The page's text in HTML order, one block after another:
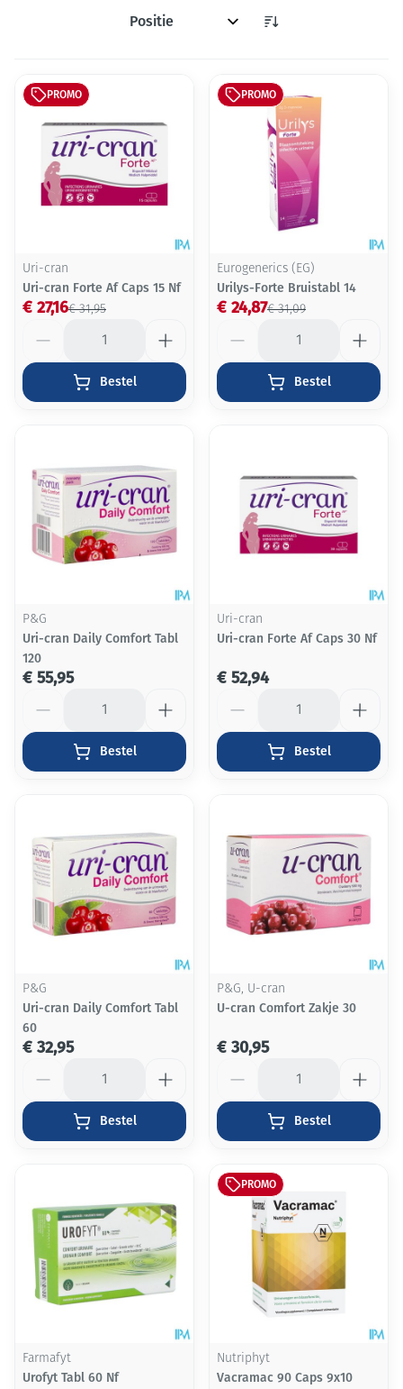
Sorteer op:
PROMO
Uri-cran
Uri-cran Forte Af Caps 15 Nf
€ 31,95
€ 27,16
Bestel
PROMO
Eurogenerics (EG)
Urilys-Forte Bruistabl 14
€ 31,09
€ 24,87
Bestel
P&G
Uri-cran Daily Comfort Tabl
120
€ 55,95
Bestel
Uri-cran
Uri-cran Forte Af Caps 30 Nf
€ 52,94
Bestel
P&G
Uri-cran Daily Comfort Tabl
60
€ 32,95
Bestel
P&G, U-cran
U-cran Comfort Zakje 30
€ 30,95
Bestel
Farmafyt
Urofyt Tabl 60 Nf
PROMO
Nutriphyt
Vacramac 90 Caps 9x10